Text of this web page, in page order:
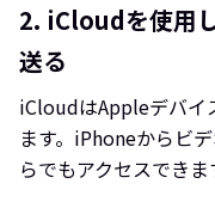
2. iCloudを使用
送る
iCloudはAppleデバイ
ます。iPhoneからビ
らでもアクセスできま